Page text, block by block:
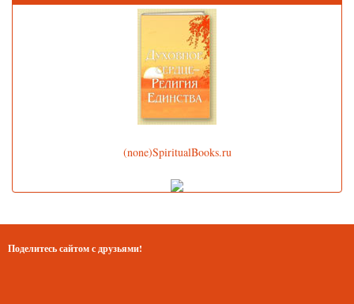
(none)SpiritualBooks.ru
Поделитесь сайтом с друзьями!